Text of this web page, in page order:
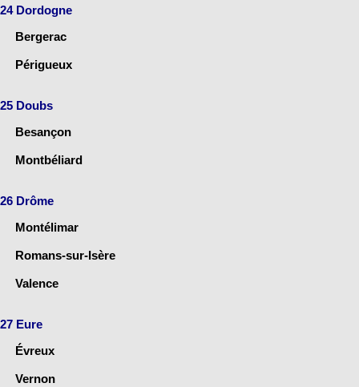
24 Dordogne
Bergerac
Périgueux
25 Doubs
Besançon
Montbéliard
26 Drôme
Montélimar
Romans-sur-Isère
Valence
27 Eure
Évreux
Vernon